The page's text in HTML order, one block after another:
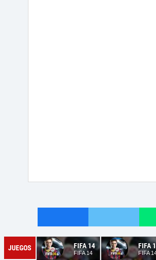
JUEGOS FIFA 14
FIFA 14
FIFA
FIFA